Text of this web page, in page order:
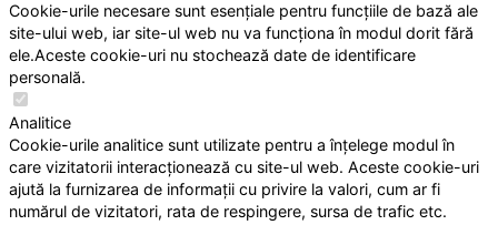
Cookie-urile necesare sunt esențiale pentru funcțiile de bază ale
site-ului web, iar site-ul web nu va funcționa în modul dorit fără
ele.Aceste cookie-uri nu stochează date de identificare
personală.
Analitice
Cookie-urile analitice sunt utilizate pentru a înțelege modul în
care vizitatorii interacționează cu site-ul web. Aceste cookie-uri
ajută la furnizarea de informații cu privire la valori, cum ar fi
numărul de vizitatori, rata de respingere, sursa de trafic etc.